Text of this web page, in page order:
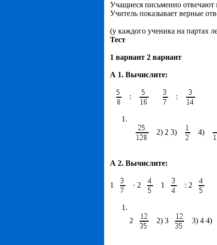
Учащиеся письменно
Учитель показывает верные
(у каждого ученика на партах
Тест
1 вариант 2 вариант
А 1. Вычислите:
: :
2) 2 3) 4)
А 2. Вычислите:
1 ∙ 2 1 : 2
2 2) 3 3) 4 4)